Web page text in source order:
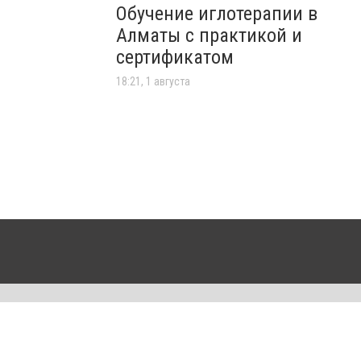
Обучение иглотерапии в
Алматы с практикой и
сертификатом
18:21, 1 августа